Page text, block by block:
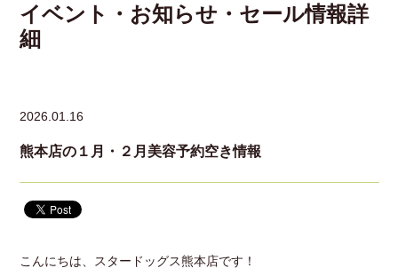
イベント・お知らせ・セール情報詳
細
2026.01.16
熊本店の１月・２月美容予約空き情報
こんにちは、スタードッグス熊本店です！